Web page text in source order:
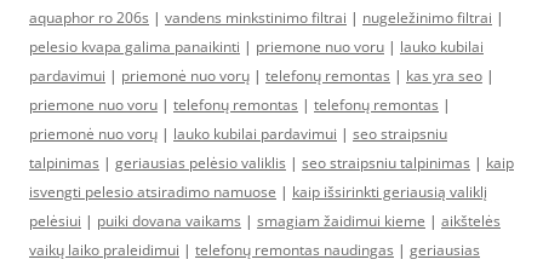
aquaphor ro 206s | vandens minkstinimo filtrai | nugeležinimo filtrai |
pelesio kvapa galima panaikinti | priemone nuo voru | lauko kubilai
pardavimui | priemonė nuo vorų | telefonų remontas | kas yra seo |
priemone nuo voru | telefonų remontas | telefonų remontas |
priemonė nuo vorų | lauko kubilai pardavimui | seo straipsniu
talpinimas | geriausias pelėsio valiklis | seo straipsniu talpinimas | kaip
isvengti pelesio atsiradimo namuose | kaip išsirinkti geriausią valiklį
pelėsiui | puiki dovana vaikams | smagiam žaidimui kieme | aikštelės
vaikų laiko praleidimui | telefonų remontas naudingas | geriausias